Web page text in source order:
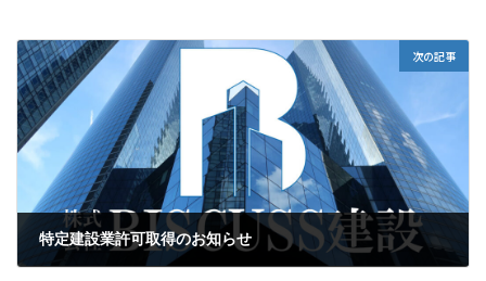
次の記事
特定建設業許可取得のお知らせ